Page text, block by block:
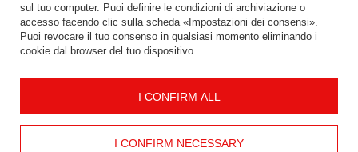
AIUTO
IL MIO CONTO
INFORMAZIONE
sul tuo computer. Puoi definire le condizioni di archiviazione o
accesso facendo clic sulla scheda «Impostazioni dei consensi».
Puoi revocare il tuo consenso in qualsiasi momento eliminando i
cookie dal browser del tuo dispositivo.
I CONFIRM NECESSARY
I CONFIRM ALL